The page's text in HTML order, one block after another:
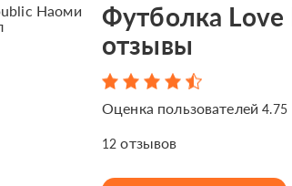
Футболка
отзывы
Оценка пользователей4.75
12 отзывов